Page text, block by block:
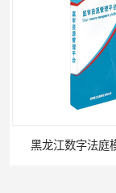
黑龙江数字法庭